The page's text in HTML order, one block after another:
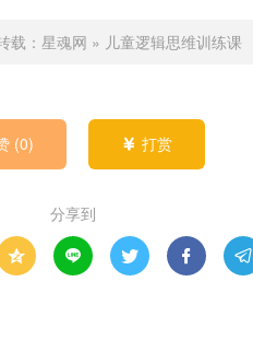
载： 星魂网 » 儿童逻辑思维训练课
(0)  打赏
分享到
    